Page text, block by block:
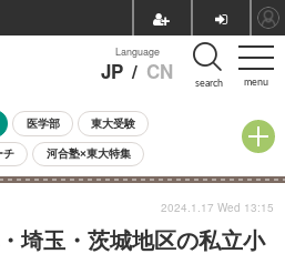
menu
Language
JP / CN search
医学部 東大受験
チ 河合塾×東大特集
中学受験 小学校受験
校 過去問 人気記事
埼玉・茨城地区の私立小
2024.1.17 Wed 13:15